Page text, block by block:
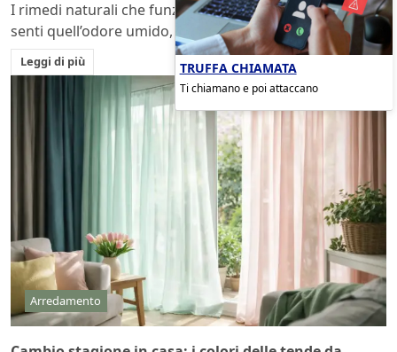
I rimedi naturali che funzionano davvero Apri l’oblò e
senti quell’odore umido, quasi di muffa....
Leggi di più
Arredamento
TRUFFA CHIAMATA
Ti chiamano e poi attaccano